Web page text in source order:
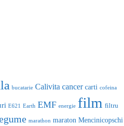
bucatarie Calivita cancer carti cofeina
E621 Earth EMF energie film filtru
marathon maraton Mencinicopschi